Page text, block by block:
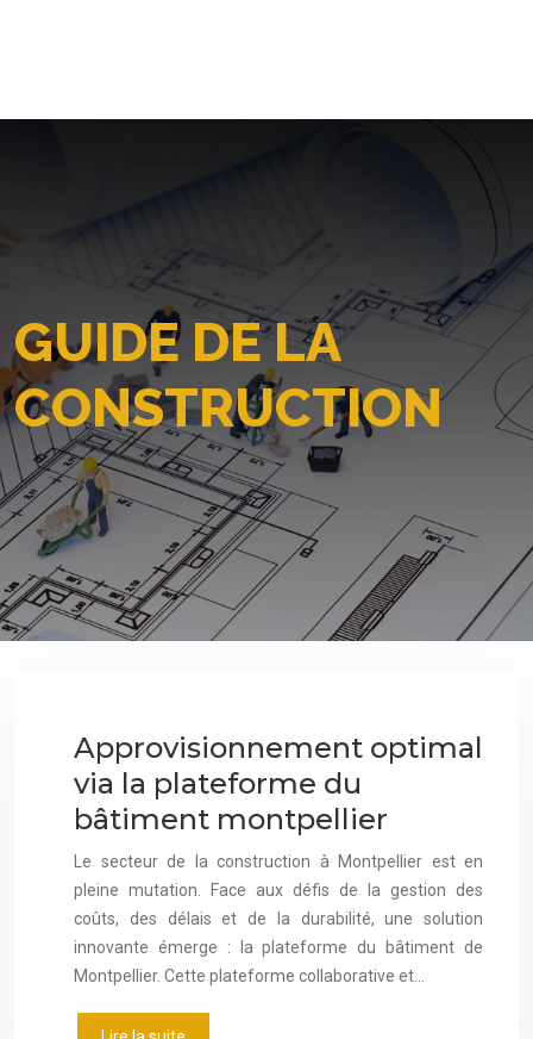
GUIDE DE LA
CONSTRUCTION
Approvisionnement optimal
via la plateforme du
bâtiment montpellier
Le secteur de la construction à Montpellier est en
pleine mutation. Face aux défis de la gestion des
coûts, des délais et de la durabilité, une solution
innovante émerge : la plateforme du bâtiment de
Montpellier. Cette plateforme collaborative et…